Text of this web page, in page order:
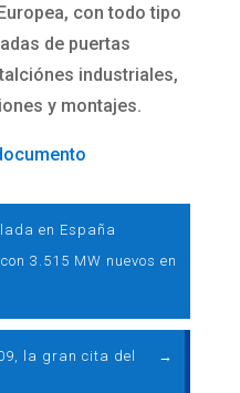
con todo tipo
de puertas
industriales,
y montajes.
en España
3.515 MW nuevos en
la gran cita del
→